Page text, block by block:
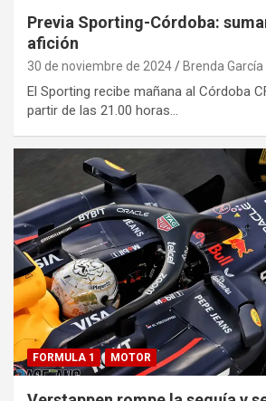
Previa Sporting-Córdoba:
afición
30 de noviembre de 2024 Brenda García
El Sporting recibe mañana al Córdoba
partir de las 21.00 horas…
FORMULA 1 MOTOR